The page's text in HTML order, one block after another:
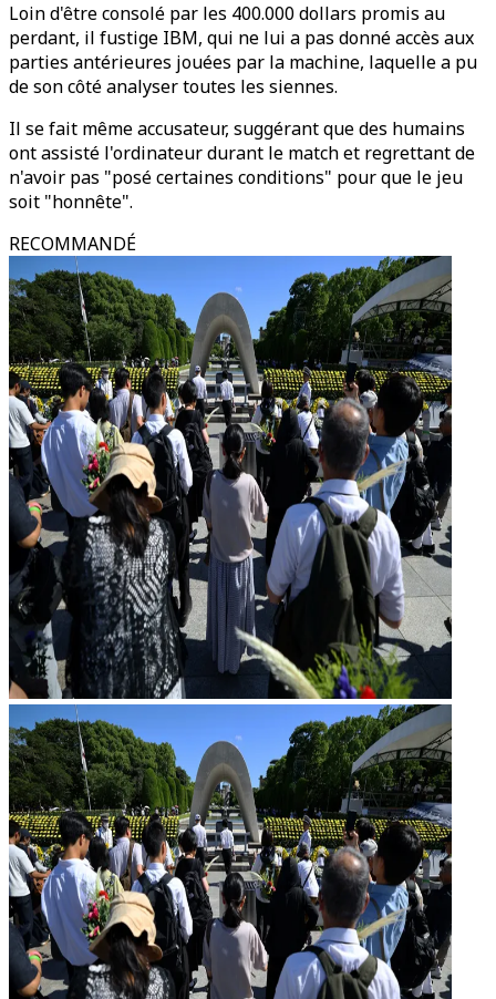
Loin d'être consolé par les 400.000 dollars promis au
perdant, il fustige IBM, qui ne lui a pas donné accès aux
parties antérieures jouées par la machine, laquelle a pu
de son côté analyser toutes les siennes.
Il se fait même accusateur, suggérant que des humains
ont assisté l'ordinateur durant le match et regrettant de
n'avoir pas "posé certaines conditions" pour que le jeu
soit "honnête".
RECOMMANDÉ